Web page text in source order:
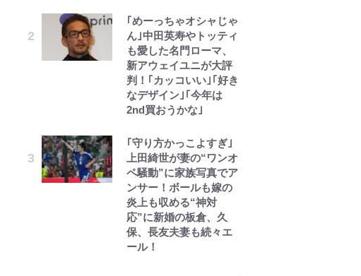
女はもう23歳
｢めーっちゃオシャじゃ
ん｣中田英寿やトッティ
も愛した名門ローマ、
新アウェイユニが大評
判！｢カッコいい｣｢好き
なデザイン｣｢今年は
2nd買おうかな｣
｢守り方かっこよすぎ｣
上田綺世が妻の“ワンオ
ペ騒動”に家族写真でア
ンサー！ボールも嫁の
炎上も収める“神対
応”に新婚の板倉、久
保、長友夫妻も続々エ
ール！